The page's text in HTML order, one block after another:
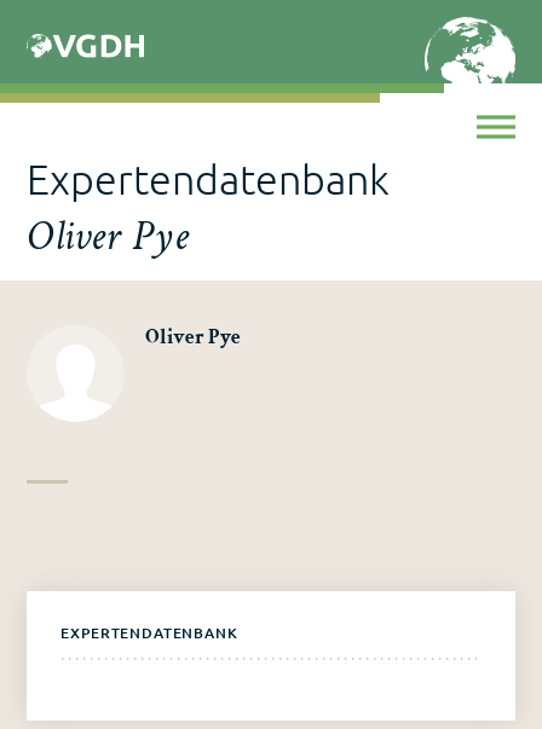
content
Expertendatenbank
Oliver Pye
Oliver Pye
EXPERTENDATENBANK